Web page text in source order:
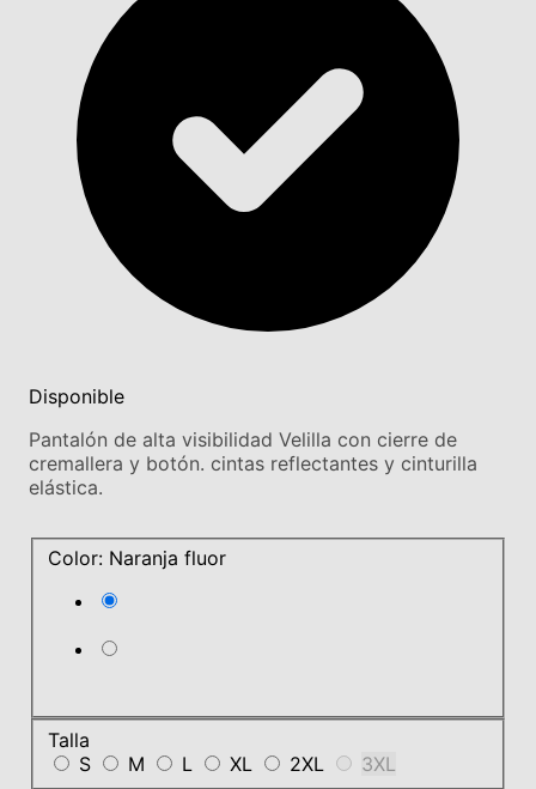
Disponible
Pantalón de alta visibilidad Velilla con cierre de
cremallera y botón. cintas reflectantes y cinturilla
elástica.
Color: Naranja fluor
Talla
S
M L XL 2XL 3XL